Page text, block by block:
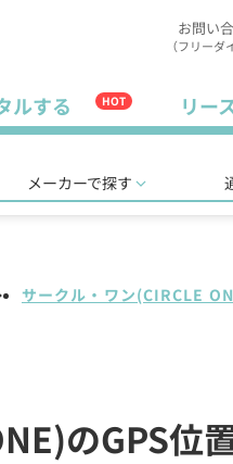
お問い
（フリーダ
ルする HOT リー
メーカーで探す
サークル・ワン(CIRCLE
のGPS位